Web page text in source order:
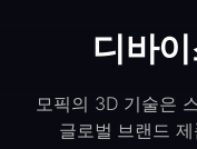
디바
모픽의 3D 기술은
글로벌 브랜드